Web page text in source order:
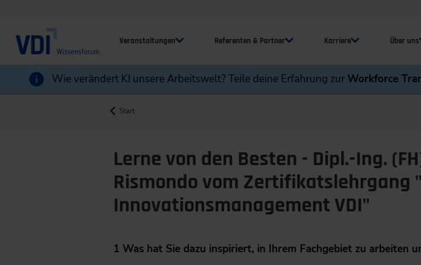
Veranstaltungen Referenten & Partner Karriere Über uns
Wie verändert KI unsere Arbeitswelt? Teile deine Erfahrung zurWorkforce
Start
Lerne von den Besten - Dipl.-Ing.
Rismondo vom Zertifikatslehrgang
Innovationsmanagement VDI"
1 Was hat Sie dazu inspiriert, in Ihrem Fachgebiet zu arbeiten